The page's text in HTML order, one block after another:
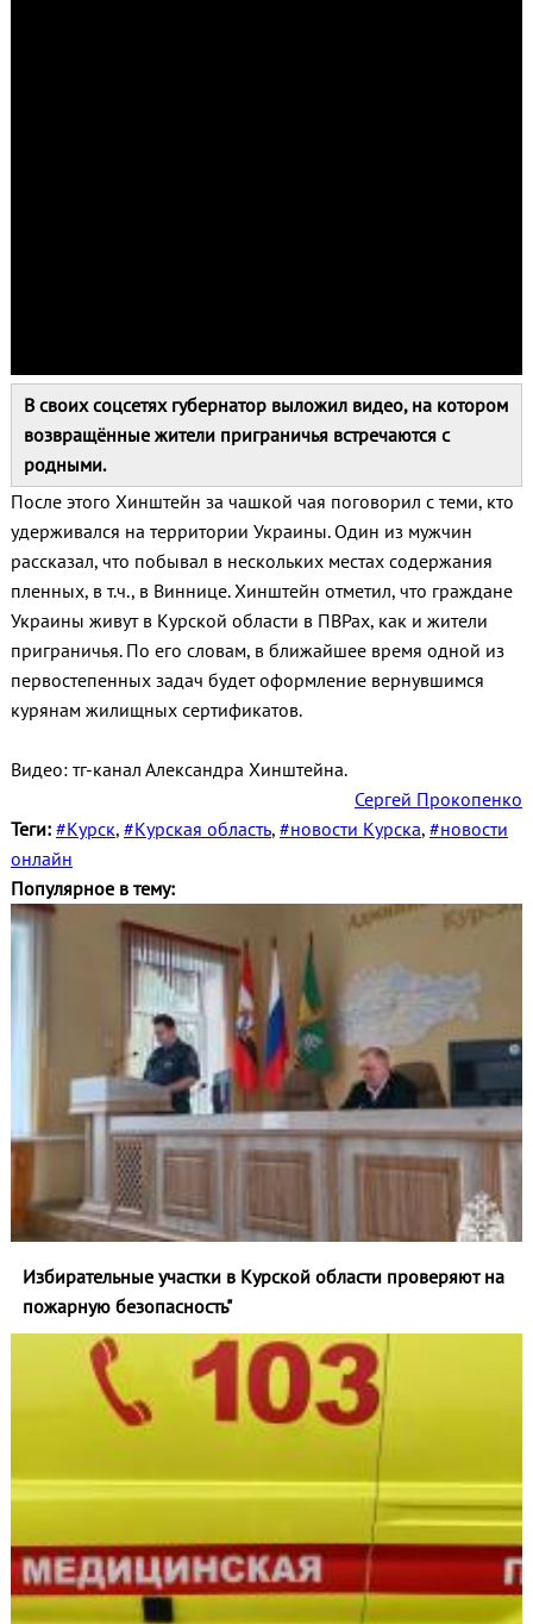
В своих соцсетях губернатор выложил видео, на котором
возвращённые жители приграничья встречаются с
родными.
После этого Хинштейн за чашкой чая поговорил с теми, кто
удерживался на территории Украины. Один из мужчин
рассказал, что побывал в нескольких местах содержания
пленных, в т.ч., в Виннице. Хинштейн отметил, что граждане
Украины живут в Курской области в ПВРах, как и жители
приграничья. По его словам, в ближайшее время одной из
первостепенных задач будет оформление вернувшимся
курянам жилищных сертификатов.
Видео: тг-канал Александра Хинштейна.
Сергей Прокопенко
Теги: #Курск, #Курская область, #новости Курска, #новости
онлайн
Популярное в тему:
Избирательные участки в Курской области проверяют на
пожарную безопасность"